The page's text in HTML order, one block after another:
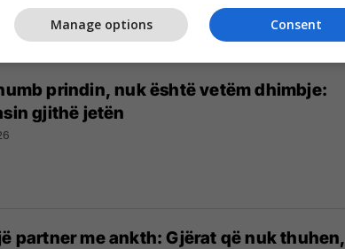
prindin, nuk është vetëm dhimbje:
gjithë jetën
partner me ankth: Gjërat që nuk thuhen,
Consent
Manage options